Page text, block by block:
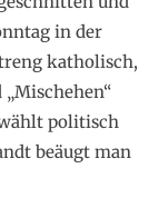
in der
katholisch,
politisch
beäugt man